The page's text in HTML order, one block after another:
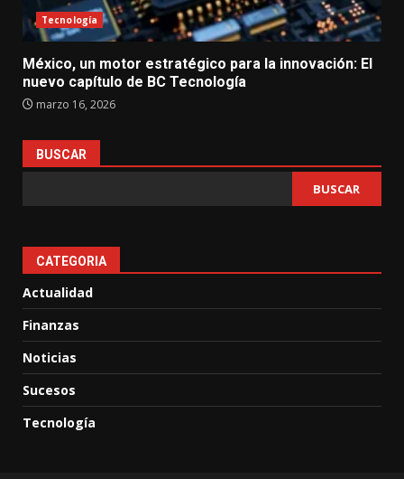
Tecnología
México, un motor estratégico para la innovación: El
nuevo capítulo de BC Tecnología
marzo 16, 2026
BUSCAR
BUSCAR
CATEGORIA
Actualidad
Finanzas
Noticias
Sucesos
Tecnología